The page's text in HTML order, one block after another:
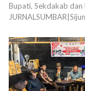
Bupati, Sekdakab